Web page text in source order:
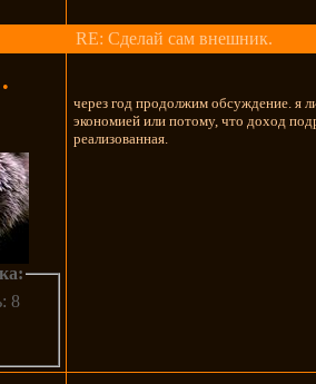
RE: Сделай сам внешник.
•
8
через год продолжим обсуждение. я
экономией или потому, что доход
реализованная.